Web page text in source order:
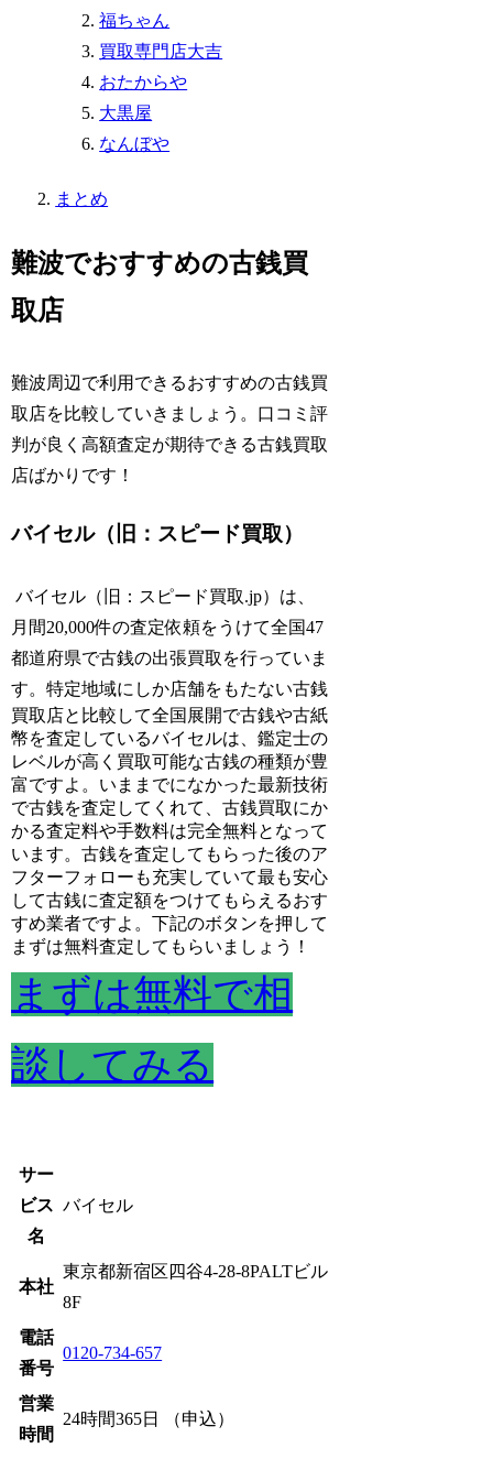
福ちゃん
買取専門店大吉
おたからや
大黒屋
なんぼや
まとめ
難波でおすすめの古銭買
取店
難波周辺で利用できるおすすめの古銭買
取店を比較していきましょう。口コミ評
判が良く高額査定が期待できる古銭買取
店ばかりです！
バイセル（旧：スピード買取）
バイセル（旧：スピード買取.jp）は、
月間20,000件の査定依頼をうけて全国47
都道府県で古銭の出張買取を行っていま
す。特定地域にしか店舗をもたない古銭
買取店と比較して全国展開で古銭や古紙
幣を査定しているバイセルは、鑑定士の
レベルが高く買取可能な古銭の種類が豊
富ですよ。いままでになかった最新技術
で古銭を査定してくれて、古銭買取にか
かる査定料や手数料は完全無料となって
います。古銭を査定してもらった後のア
フターフォローも充実していて最も安心
して古銭に査定額をつけてもらえるおす
すめ業者ですよ。下記のボタンを押して
まずは無料査定してもらいましょう！
まずは無料で相
談してみる
サー
ビス
名
バイセル
本社
東京都新宿区四谷4-28-8PALTビル
8F
電話
番号
0120-734-657
営業
時間
24時間365日 （申込）